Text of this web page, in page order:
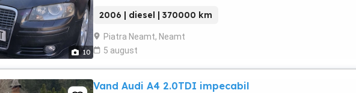
10
2006 | diesel | 370000 km
Piatra Neamt, Neamt
5 august
Vand Audi A4 2.0TDI impecabil